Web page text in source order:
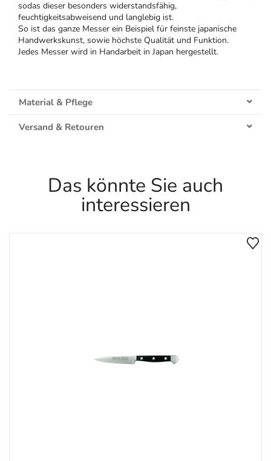
sodas dieser besonders widerstandsfähig,
feuchtigkeitsabweisend und langlebig ist.
So ist das ganze Messer ein Beispiel für feinste japanische
Handwerkskunst, sowie höchste Qualität und Funktion.
Jedes Messer wird in Handarbeit in Japan hergestellt.
Material & Pflege
Versand & Retouren
Das könnte Sie auch
interessieren